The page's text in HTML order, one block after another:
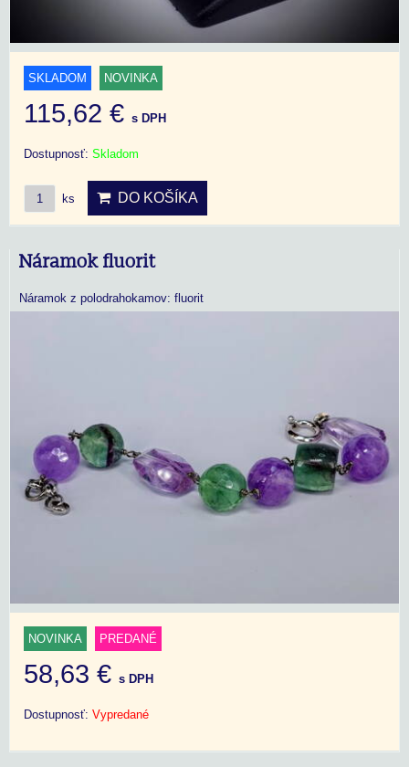
SKLADOM NOVINKA
115,62 € s DPH
Dostupnosť: Skladom
ks DO KOŠÍKA
Náramok fluorit
Náramok z polodrahokamov: fluorit
NOVINKA PREDANÉ
58,63 € s DPH
Dostupnosť: Vypredané